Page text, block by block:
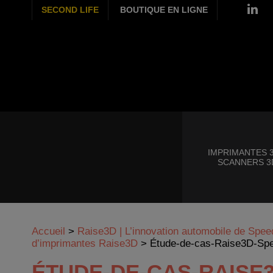
SECOND LIFE BOUTIQUE EN LIGNE
IMPRIMANTES
SCANNERS
Accueil > Raise3D | L’innovation automobile de
d’imprimantes Raise3D > Étude-de-cas-Raise3D-